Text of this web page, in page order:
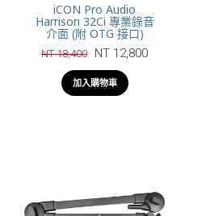
iCON Pro Audio
Harrison 32Ci 專業錄音
介面 (附 OTG 接口)
NT 18,400 NT 12,800
加入購物車